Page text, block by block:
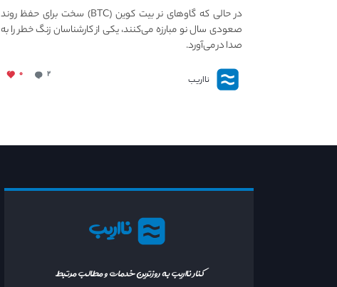
کوین در معرض خطر سقوط بزرگ است - دلیل آن
چیست؟
در حالی که گاوهای نر بیت کوین (BTC) سخت برای حفظ روند
صعودی سال نو مبارزه می‌کنند، یکی از کارشناسان زنگ خطر را به
صدا در می‌آورد.
نااریب ۲ ۰
نااریب
کنار نااریب به روزترین خدمات و مطالب مرتبط